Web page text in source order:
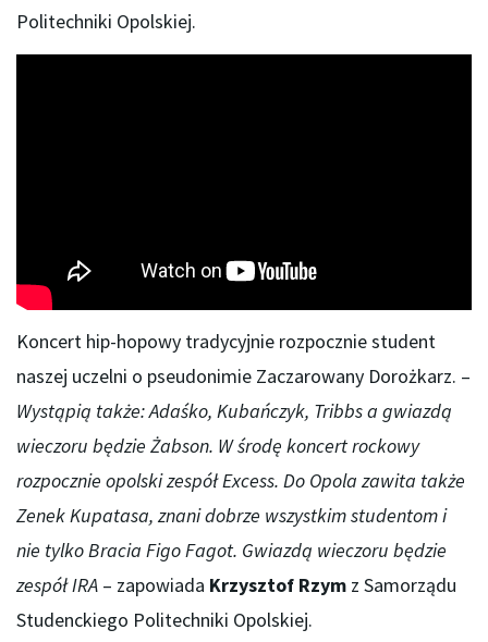
Politechniki Opolskiej.
Koncert hip-hopowy tradycyjnie rozpocznie student
naszej uczelni o pseudonimie Zaczarowany Dorożkarz. –
Wystąpią także: Adaśko, Kubańczyk, Tribbs a gwiazdą
wieczoru będzie Żabson. W środę koncert rockowy
rozpocznie opolski zespół Excess. Do Opola zawita także
Zenek Kupatasa, znani dobrze wszystkim studentom i
nie tylko Bracia Figo Fagot. Gwiazdą wieczoru będzie
zespół IRA – zapowiada Krzysztof Rzym z Samorządu
Studenckiego Politechniki Opolskiej.